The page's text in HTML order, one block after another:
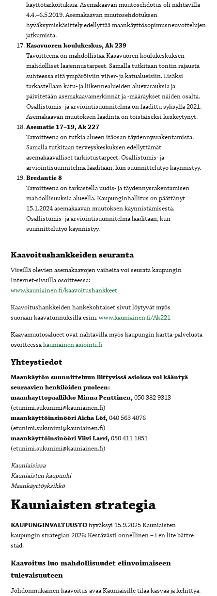
käyttötarkoituksia. Asemakaavan muutosehdotus oli nähtävillä
4.4.–6.5.2019. Asemakaavan muutosehdotuksen
hyväksymiskäsittely edellyttää maankäyttösopimusneuvottelujen
jatkumista.
Kasavuoren koulukeskus, Ak 239
Tavoitteena on mahdollistaa Kasavuoren koulukeskuksen
mahdolliset laajennustarpeet. Samalla tutkitaan tontin rajausta
suhteessa sitä ympäröiviin viher- ja katualueisiin. Lisäksi
tarkastellaan katu- ja liikennealueiden aluevarauksia ja
päivitetään asemakaavamerkinnät ja -määräykset näiden osalta.
Osallistumis- ja arviointisuunnitelma on laadittu syksyllä 2021.
Asemakaavan muutoksen laadinta on toistaiseksi keskeytynyt.
Asematie 17–19, Ak 227
Tavoitteena on tutkia alueen itäosan täydennysrakentamista.
Samalla tutkitaan terveyskeskuksen edellyttämät
asemakaavalliset tarkistustarpeet. Osallistumis- ja
arviointisuunnitelma laaditaan, kun suunnittelutyö käynnistyy.
Bredantie 8
Tavoitteena on tarkastella uudis- ja täydennysrakentamisen
mahdollisuuksia alueella. Kaupunginhallitus on päättänyt
15.1.2024 asemakaavan muutoksen käynnistämisestä.
Osallistumis- ja arviointisuunnitelma laaditaan, kun
suunnittelutyö käynnistyy.
Kaavoitushankkeiden seuranta
Vireillä olevien asemakaavojen vaiheita voi seurata kaupungin
Internet-sivuilla osoitteessa:
www.kauniainen.fi/kaavoitushankkeet
Kaavoitushankkeiden hankekohtaiset sivut löytyvät myös
suoraan kaavatunnuksilla esim.www.kauniainen.fi/Ak221
Kaavamuutosalueet ovat nähtävillä myös kaupungin kartta-palvelusta
osoitteessakauniainen.asiointi.fi
Yhteystiedot
Maankäytön suunnitteluun liittyvissä asioissa voi kääntyä
seuraavien henkilöiden puoleen:
maankäyttöpäällikkö Minna Penttinen,050 382 9313
(etunimi.sukunimi@kauniainen.fi)
maankäyttöinsinööri Aicha Löf,040 563 4076
(etunimi.sukunimi@kauniainen.fi)
maankäyttöinsinööri Viivi Larri,050 411 1851
(etunimi.sukunimi@kauniainen.fi)
Kauniaisissa
Kauniaisten kaupunki
Maankäyttöyksikkö
Kauniaisten strategia
KAUPUNGINVALTUUSTOhyväksyi 15.9.2025 Kauniaisten
kaupungin strategian 2026: Kestävästi onnellinen – i en lite bättre
stad.
Kaavoitus luo mahdollisuudet elinvoimaiseen
tulevaisuuteen
Johdonmukainen kaavoitus avaa Kauniaisille tilaa kasvaa ja kehittyä.